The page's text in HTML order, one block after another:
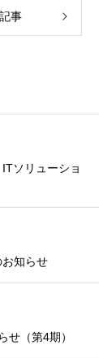
事
ソリューショ
知らせ
せ（第4期）